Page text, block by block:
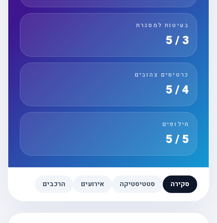
בעיטות למסגרת
3 / 5
כרטיסים צהובים
חילופים
סקירה סטטיסטיקה אירועים הרכבים